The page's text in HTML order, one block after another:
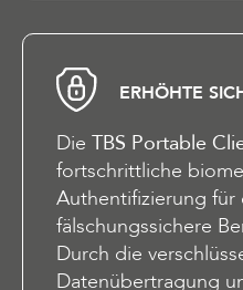
ERHÖHTE
Die TBS Portable
fortschrittliche
Authentifizierung für
fälschungssichere
Durch die
Datenübertragung